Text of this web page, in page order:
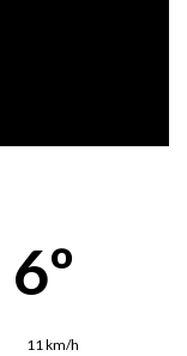
6º
11 km/h